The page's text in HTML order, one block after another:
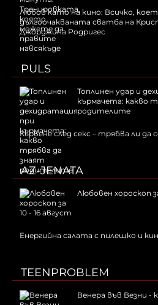
Любов като на кино: Всичко,
дългоочакваната сватба на
Джорджина Родригес
PULS
Топлинен удар и
кърмачета: какво
родителите
Кървене след секс – трябва ли да
AZ-JENATA
Любовен хороскоп
Енергийна салата с пилешко и
TEENPROBLEM
Венера във Везни -